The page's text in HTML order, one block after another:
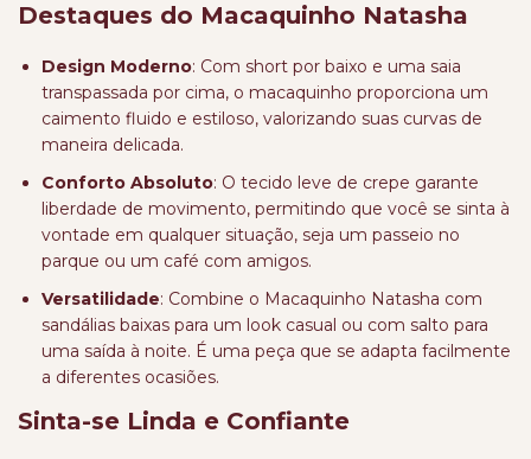
Destaques do Macaquinho Natasha
Design Moderno: Com short por baixo e uma saia
transpassada por cima, o macaquinho proporciona um
caimento fluido e estiloso, valorizando suas curvas de
maneira delicada.
Conforto Absoluto: O tecido leve de crepe garante
liberdade de movimento, permitindo que você se sinta à
vontade em qualquer situação, seja um passeio no
parque ou um café com amigos.
Versatilidade: Combine o Macaquinho Natasha com
sandálias baixas para um look casual ou com salto para
uma saída à noite. É uma peça que se adapta facilmente
a diferentes ocasiões.
Sinta-se Linda e Confiante